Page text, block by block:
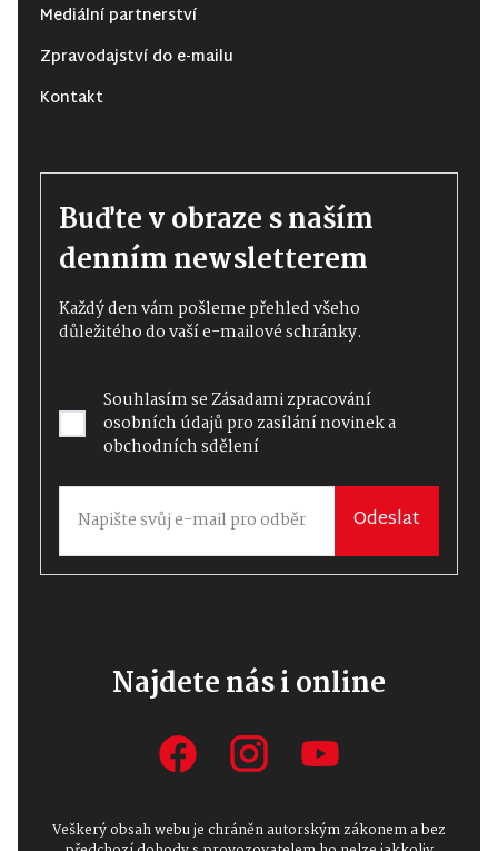
Mediální partnerství
Zpravodajství do e-mailu
Kontakt
Buďte v obraze s naším
denním newsletterem
Každý den vám pošleme přehled všeho
důležitého do vaší e-mailové schránky.
Souhlasím seZásadami zpracování
osobních údajůpro zasílání novinek a
obchodních sdělení
Odeslat
Najdete nás i online
Veškerý obsah webu je chráněn autorským zákonem a bez